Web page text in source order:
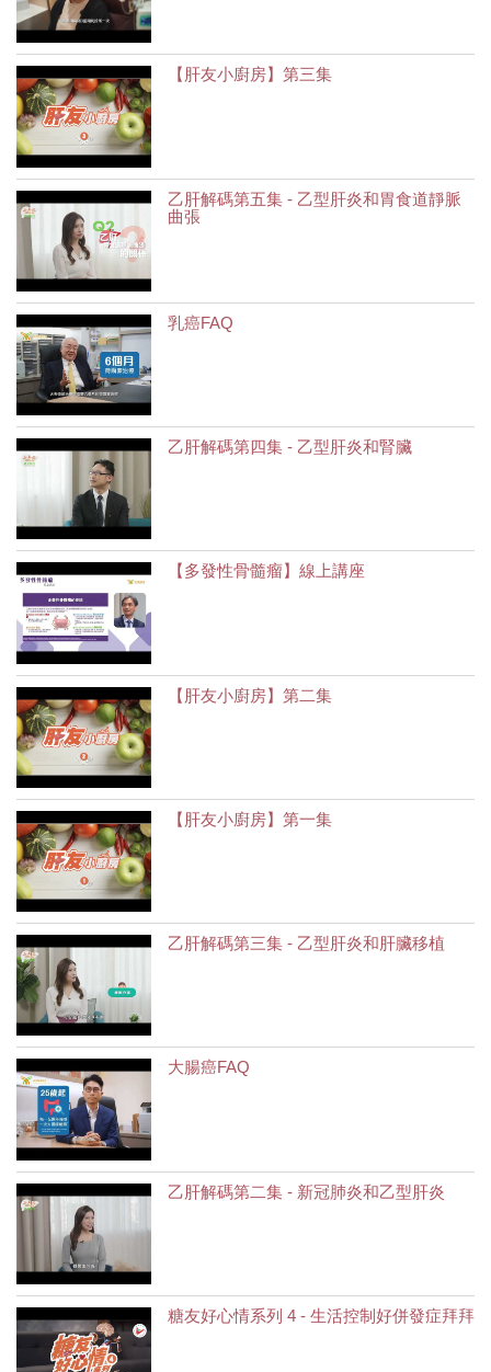
【肝友小廚房】第三集
乙肝解碼第五集 - 乙型肝炎和胃食道靜脈
曲張
乳癌FAQ
乙肝解碼第四集 - 乙型肝炎和腎臟
【多發性骨髓瘤】線上講座
【肝友小廚房】第二集
【肝友小廚房】第一集
乙肝解碼第三集 - 乙型肝炎和肝臟移植
大腸癌FAQ
乙肝解碼第二集 - 新冠肺炎和乙型肝炎
糖友好心情系列 4 - 生活控制好併發症拜拜